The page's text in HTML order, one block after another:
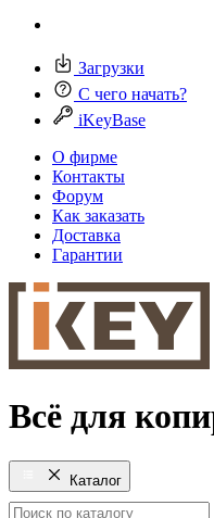
Загрузки
С чего начать?
iKeyBase
О фирме
Контакты
Форум
Как заказать
Доставка
Гарантии
Всё для
Каталог